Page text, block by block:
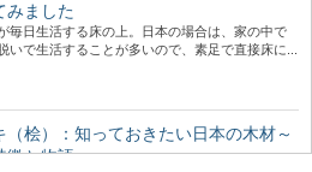
みました
毎日生活する床の上。日本の場合は、家の中で
いで生活することが多いので、素足で直接床に...
（桧）：知っておきたい日本の木材～
徴と物語～